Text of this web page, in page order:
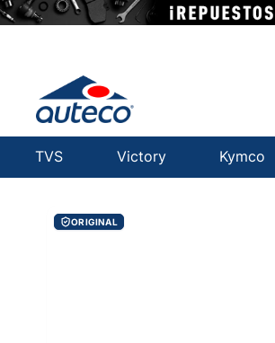
TVS Victory Kymco
ORIGINAL